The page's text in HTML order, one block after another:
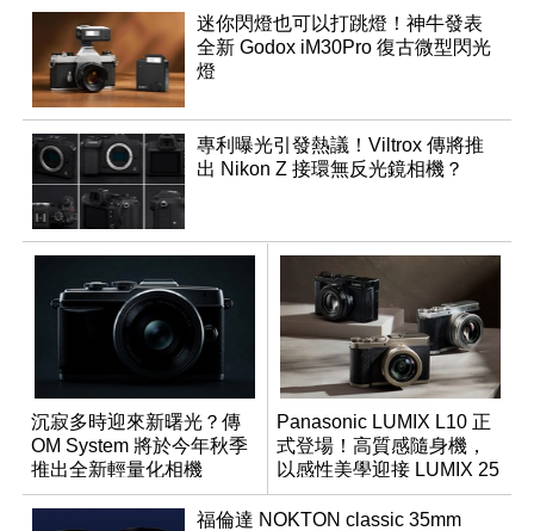
迷你閃燈也可以打跳燈！神牛發表
全新 Godox iM30Pro 復古微型閃光
燈
專利曝光引發熱議！Viltrox 傳將推
出 Nikon Z 接環無反光鏡相機？
沉寂多時迎來新曙光？傳
OM System 將於今年秋季
推出全新輕量化相機
Panasonic LUMIX L10 正
式登場！高質感隨身機，
以感性美學迎接 LUMIX 25
週年
福倫達 NOKTON classic 35mm